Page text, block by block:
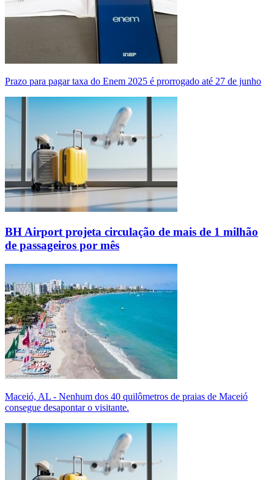
Prazo para pagar taxa do Enem 2025 é prorrogado até 27 de junho
BH Airport projeta circulação de mais de 1 milhão
de passageiros por mês
Maceió, AL - Nenhum dos 40 quilômetros de praias de Maceió
consegue desapontar o visitante.